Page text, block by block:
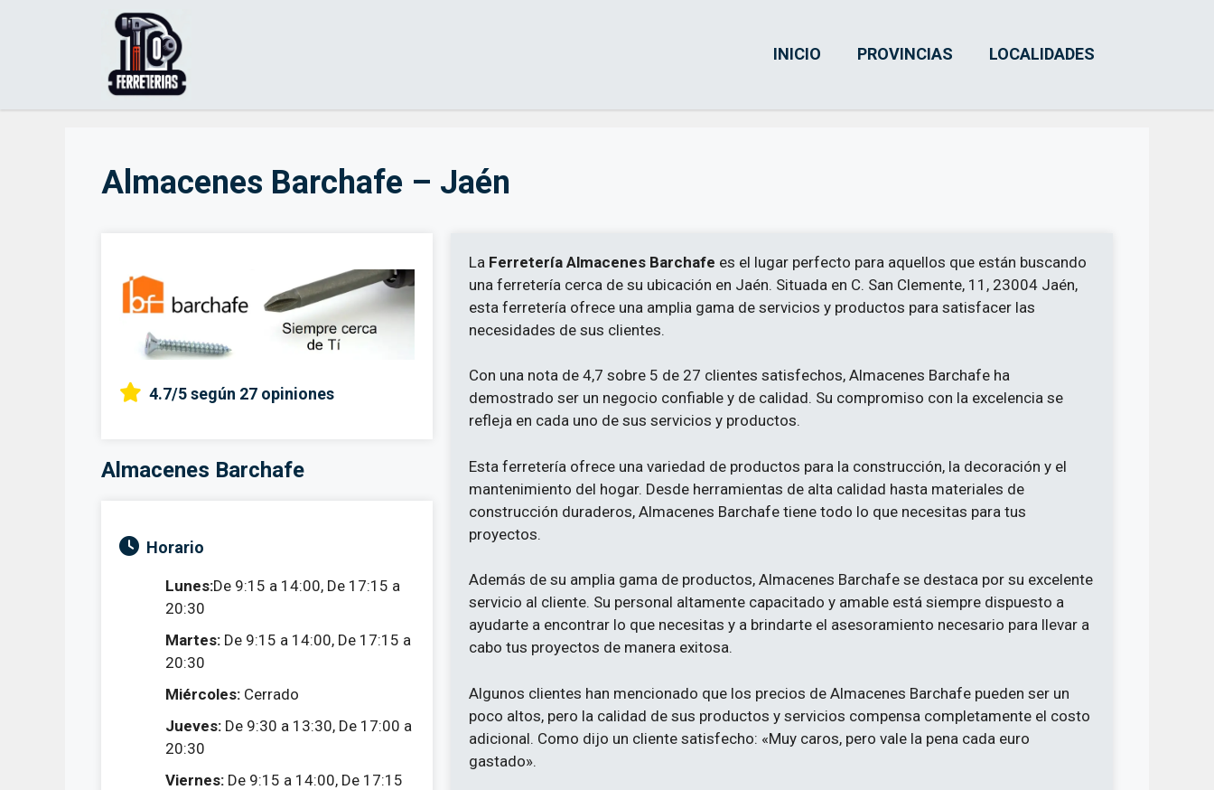
INICIO PROVINCIAS LOCALIDADES
Almacenes Barchafe – Jaén
4.7/5según 27 opiniones
Almacenes Barchafe
Horario
Lunes:De 9:15 a 14:00, De 17:15 a
20:30
Martes: De 9:15 a 14:00, De 17:15 a
20:30
Miércoles: Cerrado
Jueves: De 9:30 a 13:30, De 17:00 a
20:30
Viernes: De 9:15 a 14:00, De 17:15
La Ferretería Almacenes Barchafe es el lugar perfecto para aquellos que están buscando
una ferretería cerca de su ubicación en Jaén. Situada en C. San Clemente, 11, 23004 Jaén,
esta ferretería ofrece una amplia gama de servicios y productos para satisfacer las
necesidades de sus clientes.
Con una nota de 4,7 sobre 5 de 27 clientes satisfechos, Almacenes Barchafe ha
demostrado ser un negocio confiable y de calidad. Su compromiso con la excelencia se
refleja en cada uno de sus servicios y productos.
Esta ferretería ofrece una variedad de productos para la construcción, la decoración y el
mantenimiento del hogar. Desde herramientas de alta calidad hasta materiales de
construcción duraderos, Almacenes Barchafe tiene todo lo que necesitas para tus
proyectos.
Además de su amplia gama de productos, Almacenes Barchafe se destaca por su excelente
servicio al cliente. Su personal altamente capacitado y amable está siempre dispuesto a
ayudarte a encontrar lo que necesitas y a brindarte el asesoramiento necesario para llevar a
cabo tus proyectos de manera exitosa.
Algunos clientes han mencionado que los precios de Almacenes Barchafe pueden ser un
poco altos, pero la calidad de sus productos y servicios compensa completamente el costo
adicional. Como dijo un cliente satisfecho: «Muy caros, pero vale la pena cada euro
gastado».